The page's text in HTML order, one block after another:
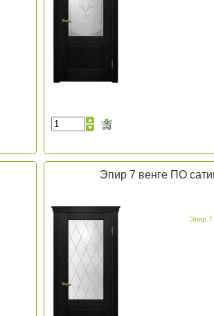
Эпир 7 венге ПО
Эпир